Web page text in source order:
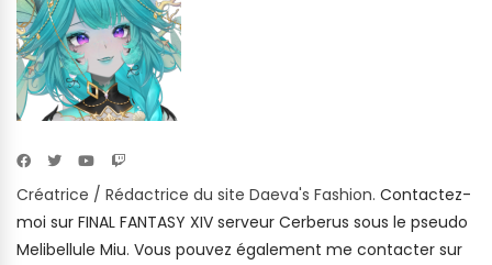
Créatrice / Rédactrice du site Daeva's Fashion. Contactez-
moi sur FINAL FANTASY XIV serveur Cerberus sous le pseudo
Melibellule Miu. Vous pouvez également me contacter sur